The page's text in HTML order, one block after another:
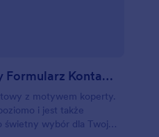
Stylowy Kopertowy Formularz Kontaktowy
z motywem koperty.
i jest także
świetny wybór dla Twojej